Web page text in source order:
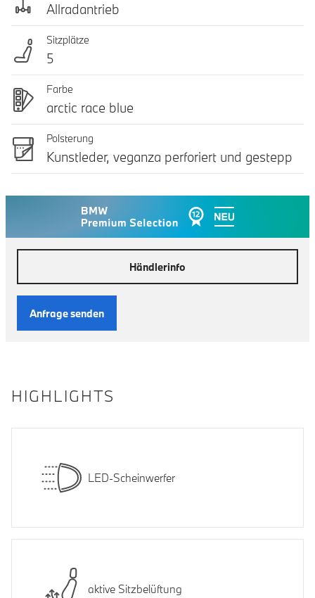
Allradantrieb
Sitzplätze
5
Farbe
arctic race blue
Polsterung
Kunstleder, veganza perforiert und gestepp
Händlerinfo
Anfrage senden
HIGHLIGHTS
LED-Scheinwerfer
aktive Sitzbelüftung